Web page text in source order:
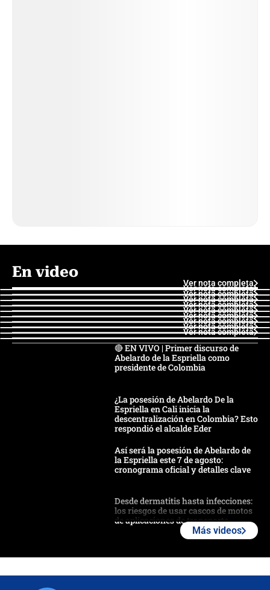
En video
Ver nota completa
Ver nota completa
Ver nota completa
Ver nota completa
Ver nota completa
Ver nota completa
Ver nota completa
Ver nota completa
Ver nota completa
Ver nota completa
🔴 EN VIVO | Primer discurso de
Abelardo de la Espriella como
presidente de Colombia
¿La posesión de Abelardo De la
Espriella en Cali inicia la
descentralización en Colombia? Esto
respondió el alcalde Eder
Así será la posesión de Abelardo de
la Espriella este 7 de agosto:
cronograma oficial y detalles clave
Desde dermatitis hasta infecciones:
los riesgos de usar cascos de motos
de aplicaciones de transporte
Más videos